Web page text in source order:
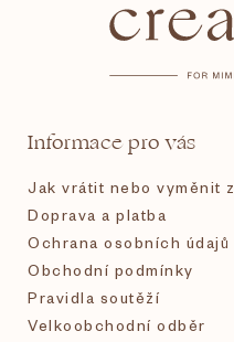
Informace pro vás
Jak vrátit nebo vyměnit
Doprava a platba
Ochrana osobních údajů
Obchodní podmínky
Pravidla soutěží
Velkoobchodní odběr